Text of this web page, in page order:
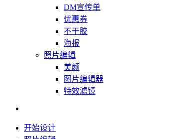
DM宣传单
优惠券
不干胶
海报
照片编辑
美颜
图片编辑器
特效滤镜
开始设计